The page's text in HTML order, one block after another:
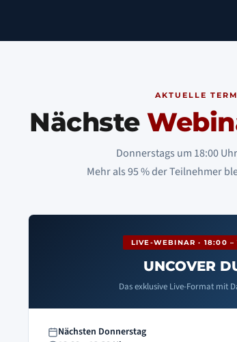
AKTUELLE
Nächste
Donnerstags um 18:00
Mehr als 95 % der Teilnehmer
LIVE-WEBINAR · 18:00 –
UNCOVER
Das exklusive Live-Format mit
Nächsten Donnerstag